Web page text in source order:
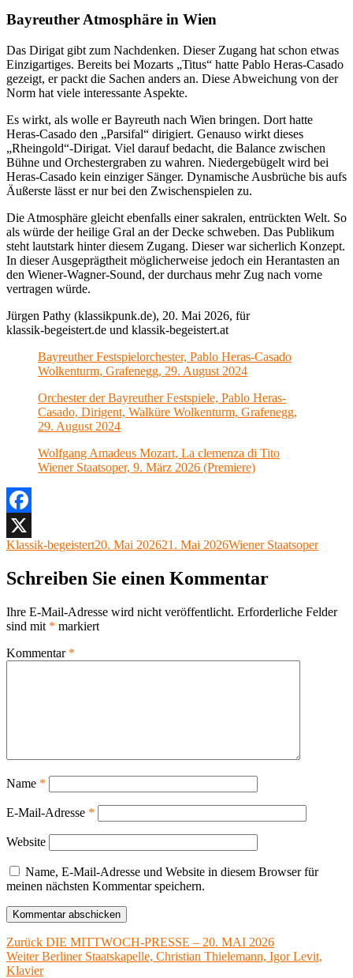
Bayreuther Atmosphäre in Wien
Das Dirigat gibt zum Nachdenken. Dieser Zugang hat schon etwas
Einzigartiges. Bereits bei Mozarts „Titus“ hatte Pablo Heras-Casado
gezeigt, er packt die Sachen anders an. Diese Abweichung von der
Norm hat viele interessante Aspekte.
Es wirkt, als wolle er Bayreuth nach Wien bringen. Dort hatte
Heras-Casado den „Parsifal“ dirigiert. Genauso wirkt dieses
„Rheingold“-Dirigat. Viel darauf bedacht, die Balance zwischen
Bühne und Orchestergraben zu wahren. Niedergebügelt wird bei
Heras-Casado kein einziger Sänger. Dynamische Ausbrüche bis aufs
Äußerste lässt er nur bei den Zwischenspielen zu.
Die Atmosphäre gleicht ebenfalls einer sakralen, entrückten Welt. So
als würde der heilige Gral an der Decke schweben. Das Publikum
steht lautstark hinter diesem Zugang. Dieser war sicherlich Konzept.
In dieser Ausgeprägtheit möglicherweise jedoch ein Herantasten an
den Wiener-Wagner-Sound, der durchaus mehr Zug nach vorne
vertragen würde.
Jürgen Pathy (klassikpunk.de), 20. Mai 2026, für
klassik-begeistert.de und klassik-begeistert.at
Bayreuther Festspielorchester, Pablo Heras-Casado
Wolkenturm, Grafenegg, 29. August 2024
Orchester der Bayreuther Festspiele, Pablo Heras-
Casado, Dirigent, Walküre Wolkenturm, Grafenegg,
29. August 2024
Wolfgang Amadeus Mozart, La clemenza di Tito
Wiener Staatsoper, 9. März 2026 (Premiere)
Facebook
X
Autor
Klassik-begeistertVeröffentlicht
20. Mai 202621. Mai 2026Kategorien
Wiener Staatsoper
Schreiben Sie einen Kommentar
Ihre E-Mail-Adresse wird nicht veröffentlicht. Erforderliche Felder
sind mit * markiert
Kommentar *
Name *
E-Mail-Adresse *
Website
Name, E-Mail-Adresse und Website in diesem Browser für
meinen nächsten Kommentar speichern.
Beitragsnavigation
Zurück Vorheriger
Beitrag:
DIE MITTWOCH-PRESSE – 20. MAI 2026
Weiter Nächster
Beitrag:
Berliner Staatskapelle, Christian Thielemann, Igor Levit,
Klavier